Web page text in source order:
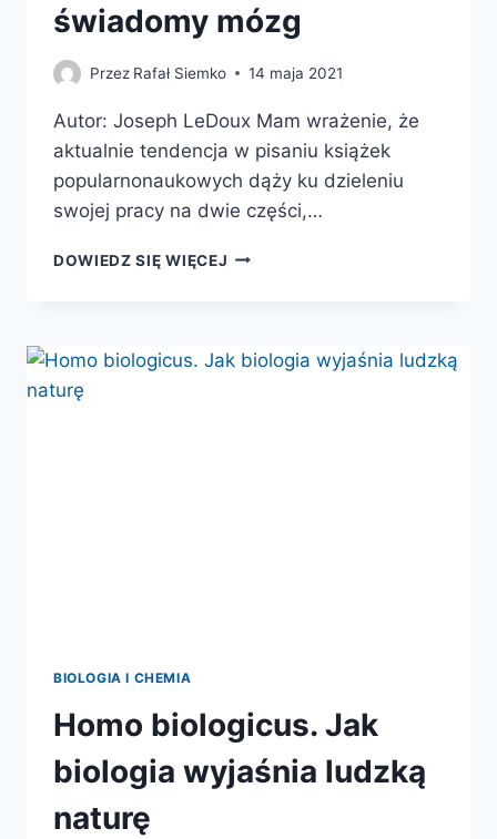
świadomy mózg
Przez Rafał Siemko 14 maja 2021
Autor: Joseph LeDoux Mam wrażenie, że
aktualnie tendencja w pisaniu książek
popularnonaukowych dąży ku dzieleniu
swojej pracy na dwie części,…
DOWIEDZ SIĘ WIĘCEJ HISTORIA
CZTERECH
BIOLOGIA I CHEMIA
Homo biologicus. Jak
biologia wyjaśnia ludzką
naturę